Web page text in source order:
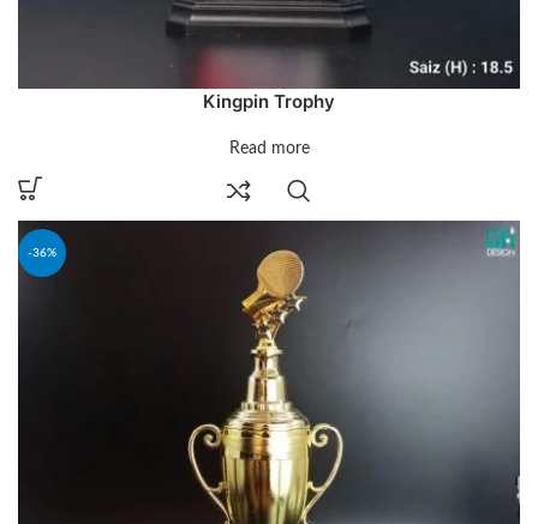
Kingpin Trophy
Read more
-36%